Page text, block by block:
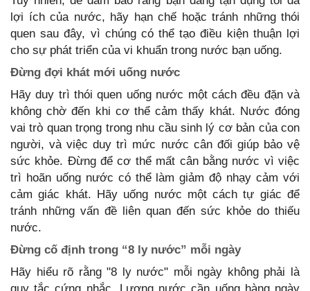
lợi ích của nước, hãy hạn chế hoặc tránh những thói
quen sau đây, vì chúng có thể tạo điều kiện thuận lợi
cho sự phát triển của vi khuẩn trong nước bạn uống.
Đừng đợi khát mới uống nước
Hãy duy trì thói quen uống nước một cách đều đặn và
không chờ đến khi cơ thể cảm thấy khát. Nước đóng
vai trò quan trọng trong nhu cầu sinh lý cơ bản của con
người, và việc duy trì mức nước cân đối giúp bảo vệ
sức khỏe. Đừng để cơ thể mất cân bằng nước vì việc
trì hoãn uống nước có thể làm giảm độ nhạy cảm với
cảm giác khát. Hãy uống nước một cách tự giác để
tránh những vấn đề liên quan đến sức khỏe do thiếu
nước.
Đừng cố định trong “8 ly nước” mỗi ngày
Hãy hiểu rõ rằng "8 ly nước" mỗi ngày không phải là